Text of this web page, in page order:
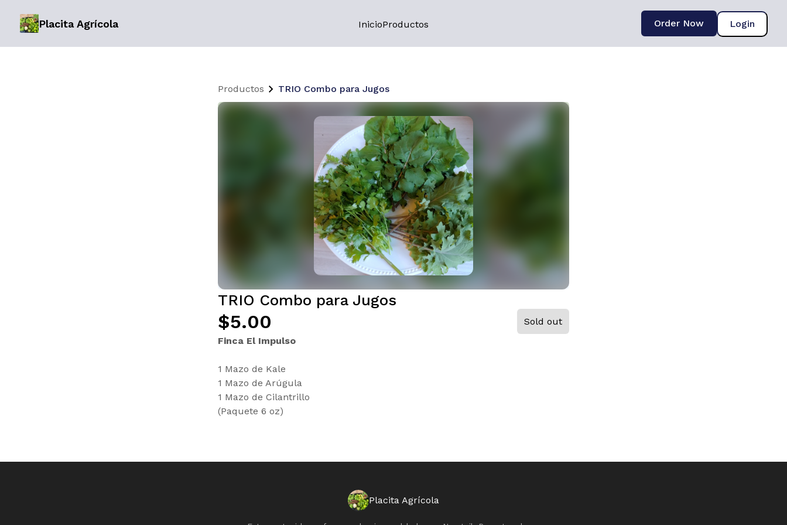
Placita Agrícola InicioProductos Login
Order Now
Productos TRIO Combo para Jugos
TRIO Combo para Jugos
$5.00
Sold out
Finca El Impulso
1 Mazo de Kale
1 Mazo de Arúgula
1 Mazo de Cilantrillo
(Paquete 6 oz)
Placita Agrícola